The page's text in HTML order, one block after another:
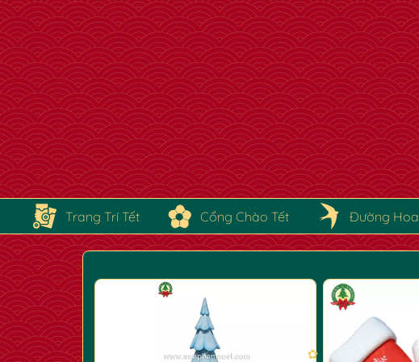
Trang Trí Tết Cổng Chào Tết Đường Hoa
✿